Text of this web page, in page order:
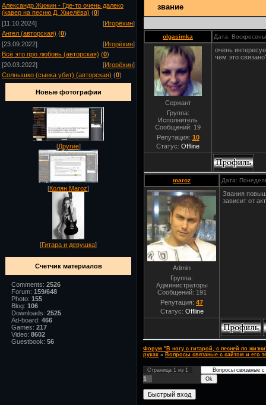
Александр Жижин - Где-то очень далеко
(кавер на песню Д. Хмелёва) (0)
[11.10.2024]
[Игорёхин]
Ангел (авторская) (0)
[23.09.2022]
[Игорёхин]
Всё это про любовь (авторская) (0)
[20.03.2022]
[Игорёхин]
Солнышко (сынка убит) (авторская) (0)
Новые фотографии
[Другие]
[Колян Maroz]
[Гитара и девушка]
Счетчик материалов
Comments: 2526
Forum: 159/648
Photo: 155
Blog: 106
Downloads: 2525
Ad-board: 466
Games: 217
Video: 8602
Guestbook: 56
звание
olgasimka Дата:
Сержант
Группа:
Исполнитель
Сообщений: 19
Репутация: 10
Статус: Offline
очень
чем это
maroz Дата:
Admin
Группа:
Администраторы
Сообщений: 191
Репутация: 47
Статус: Offline
Звания
зависит от
Форум "В ногу с гитарой, с песней по
руках » Вопросы связаные с сайтом и его
Страница 1 из 1
1